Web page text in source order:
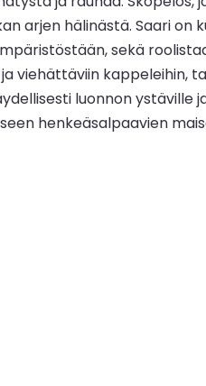
arjen hälinästä. Saari on
sekä
viehättäviin kappeleihin,
luonnon ystäville
henkeäsalpaavien